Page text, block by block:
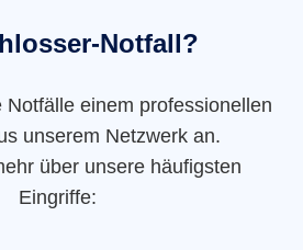
Notfall?
Notfälle einem professionellen
unserem Netzwerk an.
über unsere häufigsten
Eingriffe: